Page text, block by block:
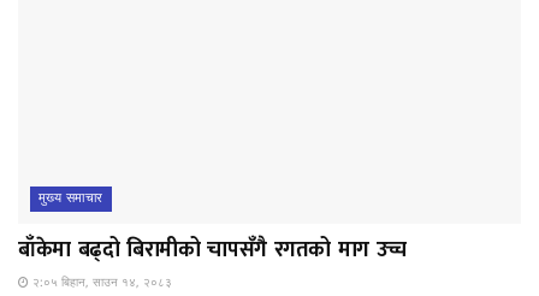
मुख्य समाचार
बाँकेमा बढ्दो बिरामीको चापसँगै रगतको माग उच्च
२:०५ बिहान, साउन १४, २०८३